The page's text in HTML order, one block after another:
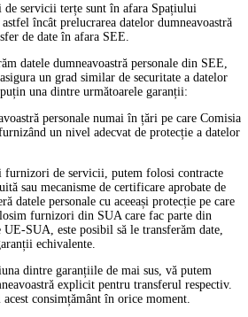
servicii terțe sunt în afara Spațiului
încât prelucrarea datelor dumneavoastră
de date în afara SEE.
datele dumneavoastră personale din SEE,
un grad similar de securitate a datelor
una dintre următoarele garanții:
personale numai în țări pe care Comisia
un nivel adecvat de protecție a datelor
de servicii, putem folosi contracte
sau mecanisme de certificare aprobate de
datele personale cu aceeași protecție pe care
furnizori din SUA care fac parte din
SUA, este posibil să le transferăm date,
echivalente.
dintre garanțiile de mai sus, vă putem
explicit pentru transferul respectiv.
consimțământ în orice moment.